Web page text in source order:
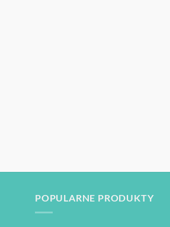
POPULARNE PRODUKTY